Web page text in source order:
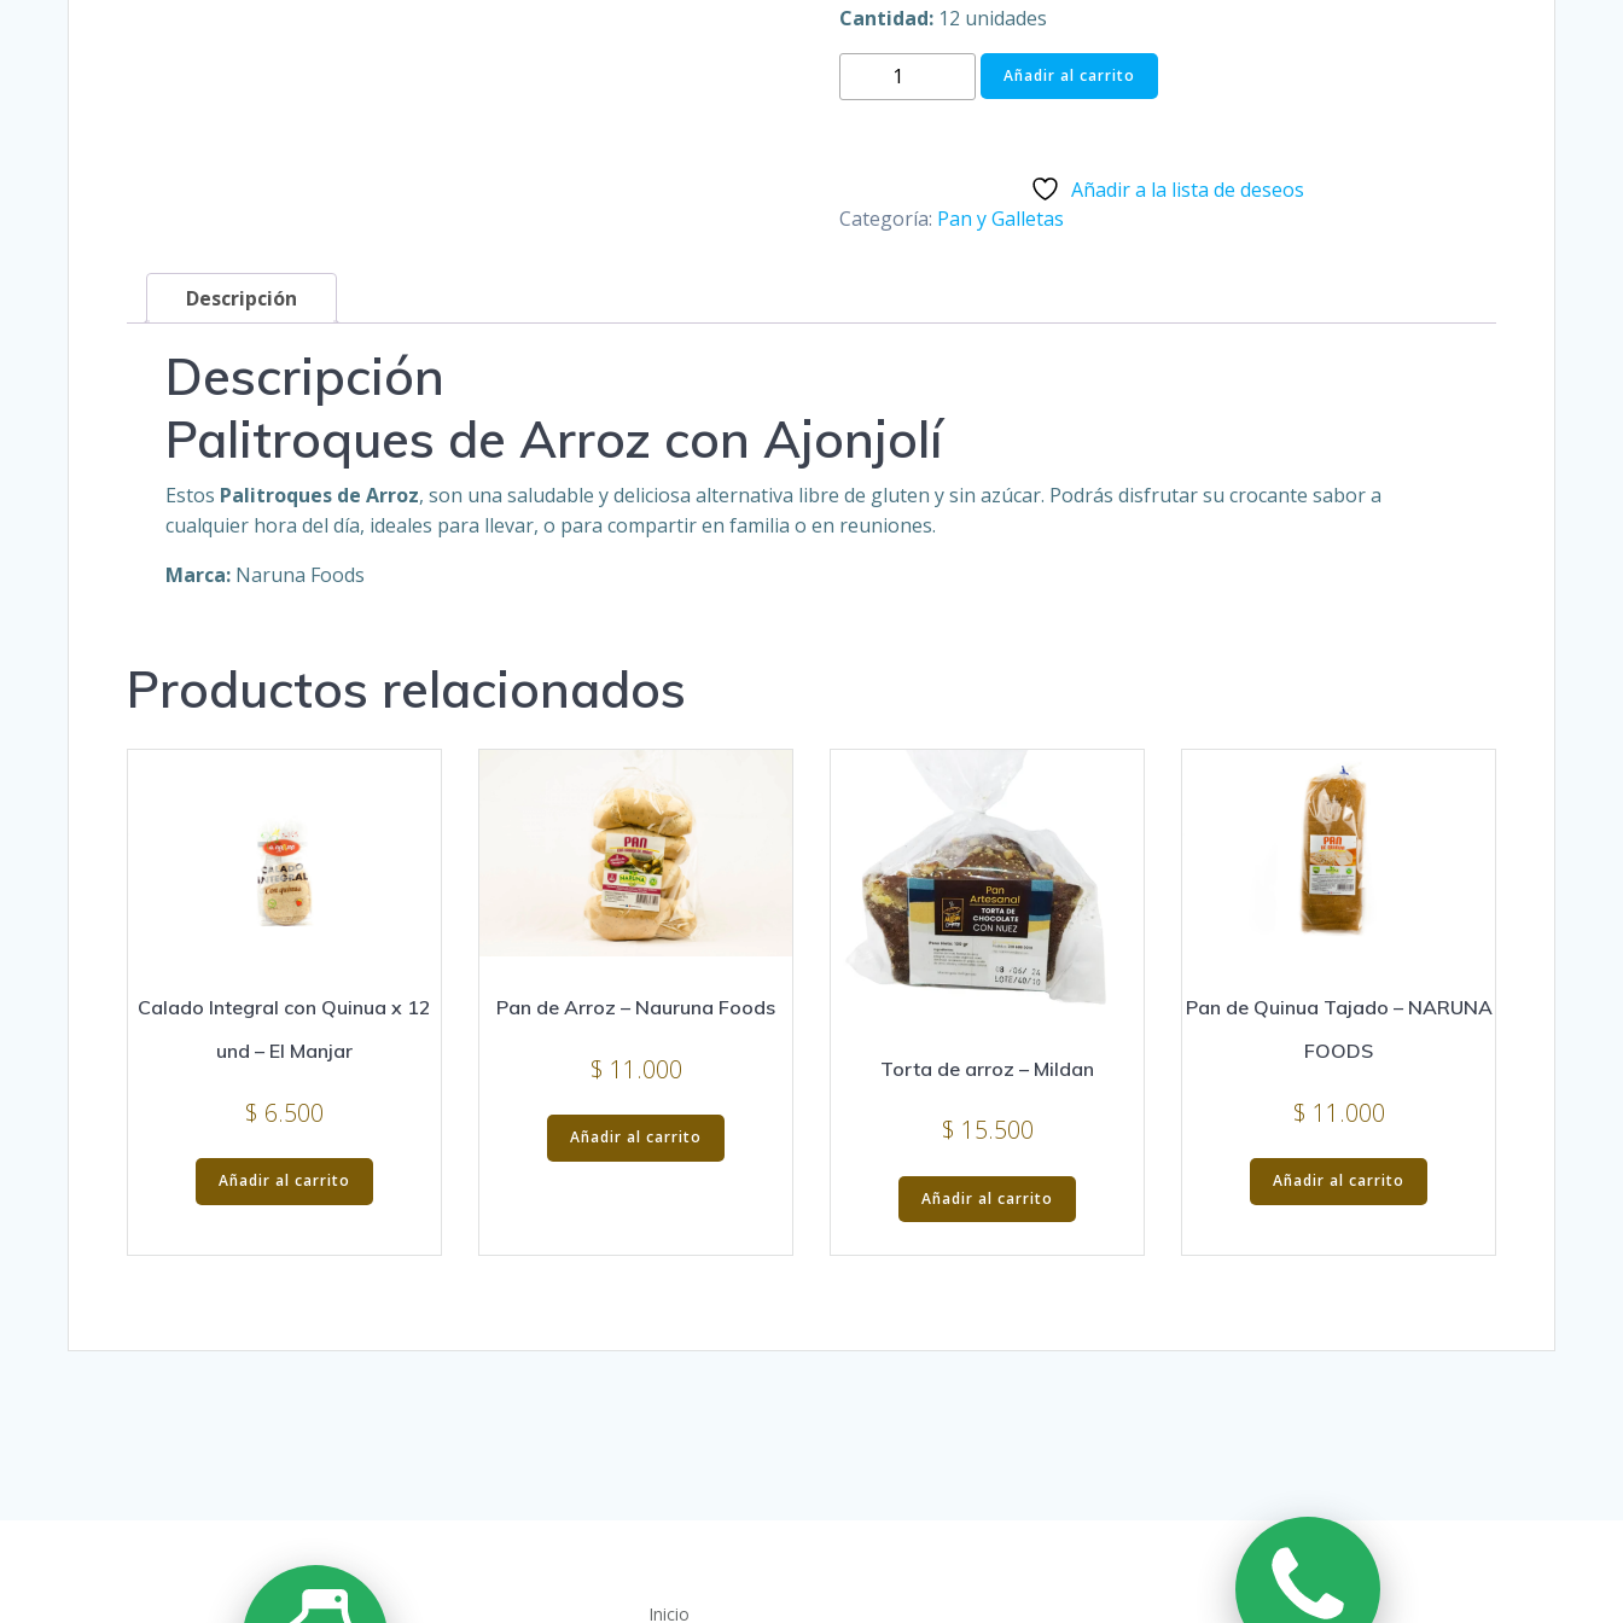
Cantidad:12 unidades
Palitroques
de
x
Añadir al carrito
Añadir a la lista de deseos
Categoría: Pan y Galletas
Descripción
Descripción
Palitroques de Arroz con Ajonjolí
Estos Palitroques de Arroz, son una saludable y deliciosa alternativa libre de gluten y sin azúcar. Podrás disfrutar su crocante sabor a
cualquier hora del día, ideales para llevar, o para compartir en familia o en reuniones.
Marca: Naruna Foods
Productos relacionados
Calado Integral con Quinua x 12
und – El Manjar
$ 6.500
Añadir al carrito
Pan de Arroz – Nauruna Foods
$ 11.000
Añadir al carrito
Torta de arroz – Mildan
$ 15.500
Añadir al carrito
Pan de Quinua Tajado – NARUNA
FOODS
$ 11.000
Añadir al carrito
Inicio